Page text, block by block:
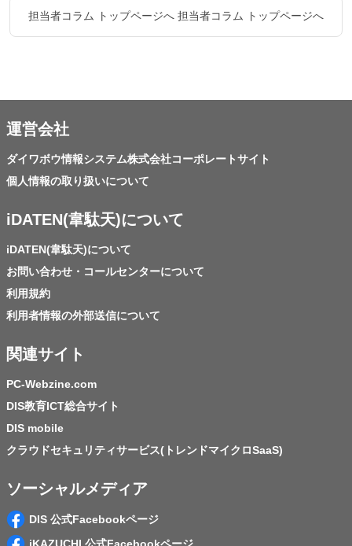
担当者コラム トップページへ 担当者コラム トップページへ
運営会社
ダイワボウ情報システム株式会社コーポレートサイト
個人情報の取り扱いについて
iDATEN(韋駄天)について
iDATEN(韋駄天)について
お問い合わせ・コールセンターについて
利用規約
利用者情報の外部送信について
関連サイト
PC-Webzine.com
DIS教育ICT総合サイト
DIS mobile
クラウドセキュリティサービス(トレンドマイクロSaaS)
ソーシャルメディア
DIS 公式Facebookページ